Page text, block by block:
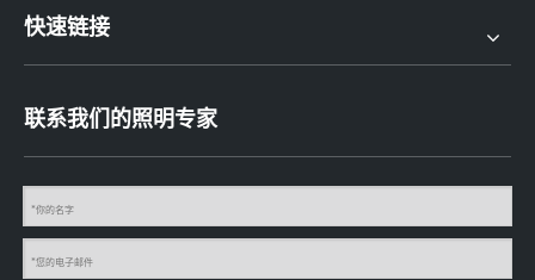
快速链接
联系我们的照明专家